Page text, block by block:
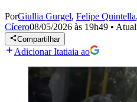
PorGiullia Gurgel, Felipe Quintella,
Cícero08/05/2026 às 19h49 •
Compartilhar
Adicionar Itatiaia ao